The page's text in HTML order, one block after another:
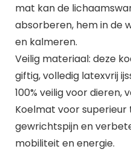
mat kan de
absorberen, hem in de
en kalmeren.
Veilig materiaal: deze
giftig, volledig latexvrij
100% veilig voor dieren,
Koelmat voor
gewrichtspijn en
mobiliteit en energie.